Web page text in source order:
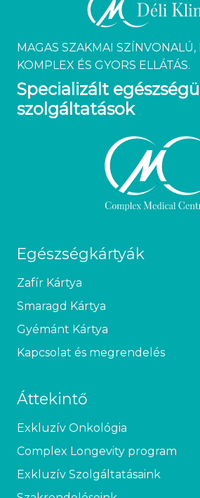
MAGAS SZAKMAI SZÍNVONALÚ,
KOMPLEX ÉS GYORS ELLÁTÁS.
Specializált
szolgáltatások
Egészségkártyák
Zafír Kártya
Smaragd Kártya
Gyémánt Kártya
Kapcsolat és megrendelés
Áttekintő
Exkluzív Onkológia
Complex Longevity program
Exkluzív Szolgáltatásaink